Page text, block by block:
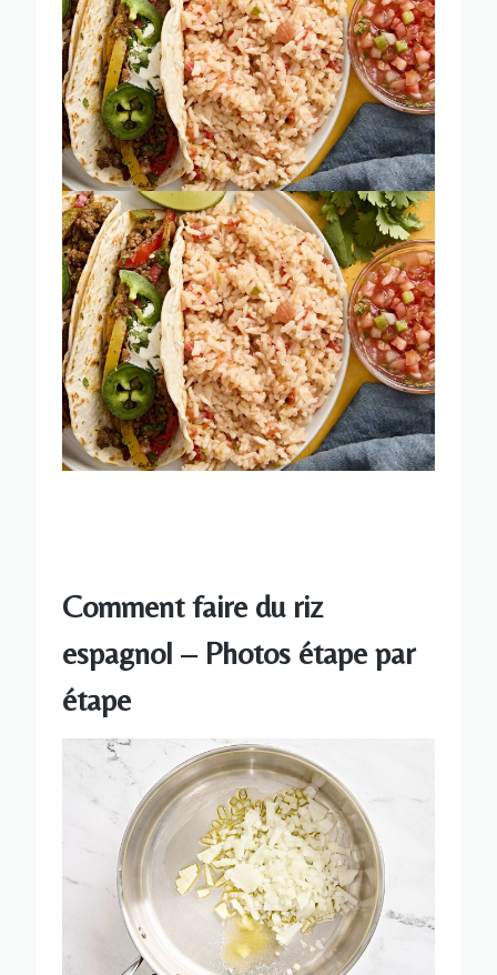
Comment faire du riz
espagnol – Photos étape par
étape